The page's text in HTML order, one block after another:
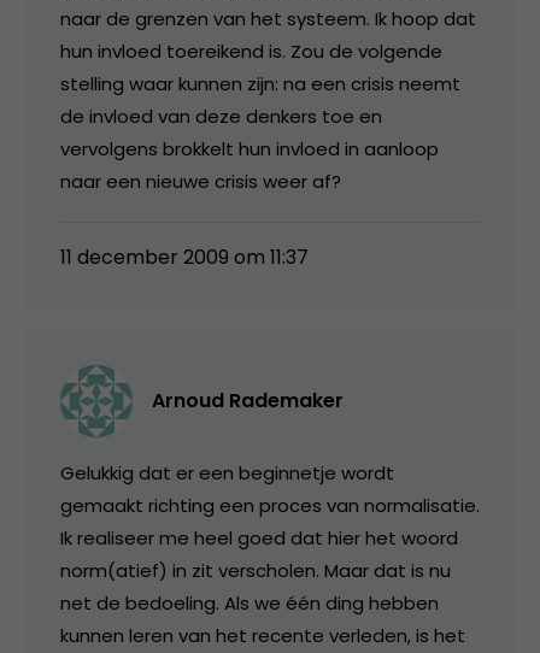
naar de grenzen van het systeem. Ik hoop dat
hun invloed toereikend is. Zou de volgende
stelling waar kunnen zijn: na een crisis neemt
de invloed van deze denkers toe en
vervolgens brokkelt hun invloed in aanloop
naar een nieuwe crisis weer af?
11 december 2009 om 11:37
Arnoud Rademaker
Gelukkig dat er een beginnetje wordt
gemaakt richting een proces van normalisatie.
Ik realiseer me heel goed dat hier het woord
norm(atief) in zit verscholen. Maar dat is nu
net de bedoeling. Als we één ding hebben
kunnen leren van het recente verleden, is het